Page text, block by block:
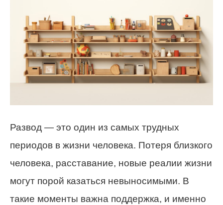
Развод — это один из самых трудных
периодов в жизни человека. Потеря близкого
человека, расставание, новые реалии жизни
могут порой казаться невыносимыми. В
такие моменты важна поддержка, и именно